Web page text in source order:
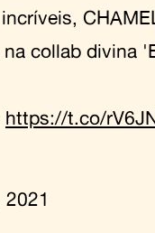
collab divina
https://t.co/